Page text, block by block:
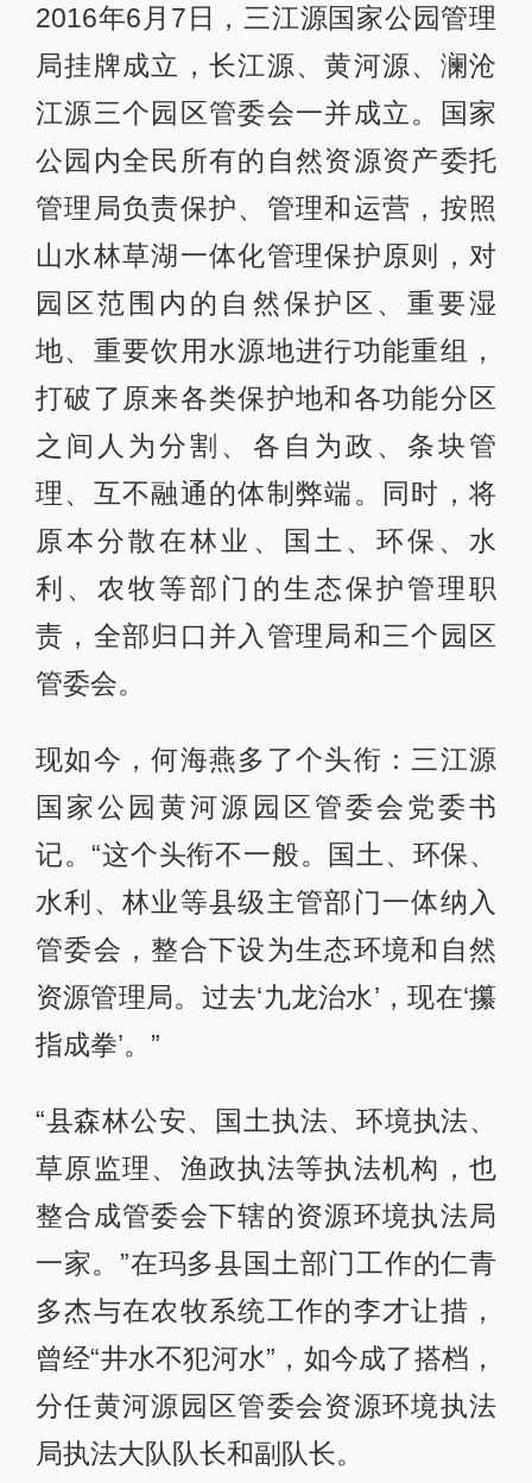
2016年6月7日，三江源国家公园管理
局挂牌成立，长江源、黄河源、澜沧
江源三个园区管委会一并成立。国家
公园内全民所有的自然资源资产委托
管理局负责保护、管理和运营，按照
山水林草湖一体化管理保护原则，对
园区范围内的自然保护区、重要湿
地、重要饮用水源地进行功能重组，
打破了原来各类保护地和各功能分区
之间人为分割、各自为政、条块管
理、互不融通的体制弊端。同时，将
原本分散在林业、国土、环保、水
利、农牧等部门的生态保护管理职
责，全部归口并入管理局和三个园区
管委会。
现如今，何海燕多了个头衔：三江源
国家公园黄河源园区管委会党委书
记。“这个头衔不一般。国土、环保、
水利、林业等县级主管部门一体纳入
管委会，整合下设为生态环境和自然
资源管理局。过去‘九龙治水’，现在‘攥
指成拳’。”
“县森林公安、国土执法、环境执法、
草原监理、渔政执法等执法机构，也
整合成管委会下辖的资源环境执法局
一家。”在玛多县国土部门工作的仁青
多杰与在农牧系统工作的李才让措，
曾经“井水不犯河水”，如今成了搭档，
分任黄河源园区管委会资源环境执法
局执法大队队长和副队长。